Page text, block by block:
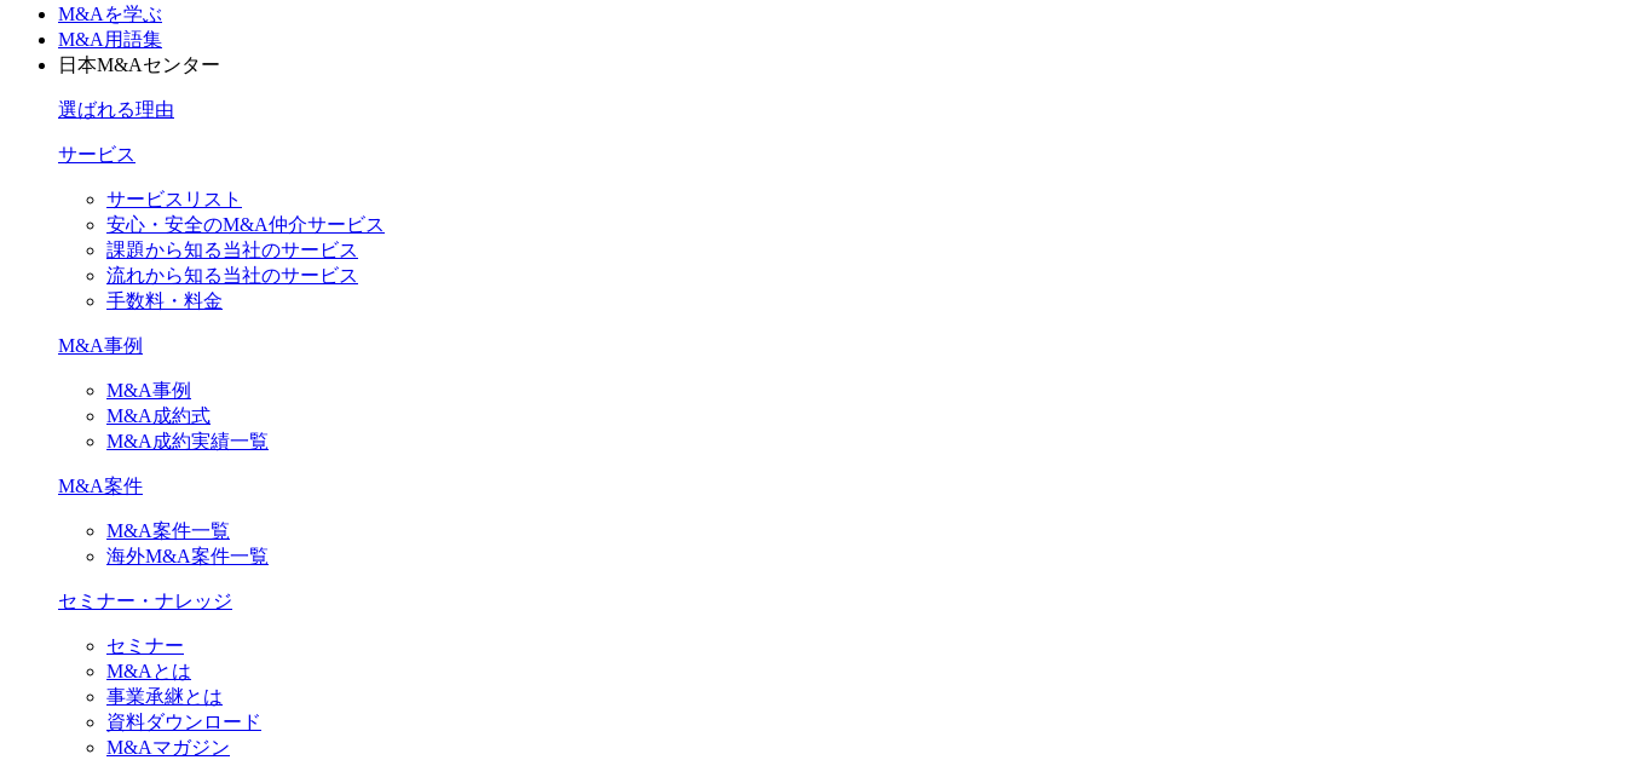
M&Aを学ぶ
M&A用語集
日本M&Aセンター
選ばれる理由
サービス
サービスリスト
安心・安全のM&A仲介サービス
課題から知る当社のサービス
流れから知る当社のサービス
手数料・料金
M&A事例
M&A事例
M&A成約式
M&A成約実績一覧
M&A案件
M&A案件一覧
海外M&A案件一覧
セミナー・ナレッジ
セミナー
M&Aとは
事業承継とは
資料ダウンロード
M&Aマガジン